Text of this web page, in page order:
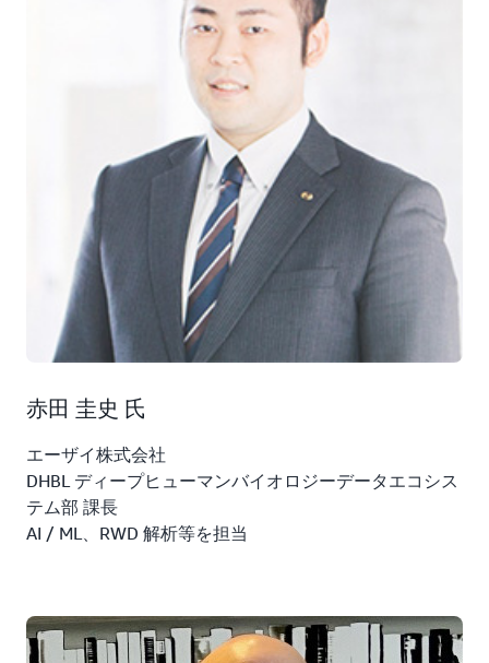
赤田 圭史 氏
エーザイ株式会社
DHBL ディープヒューマンバイオロジーデータエコシス
テム部 課長
AI / ML、RWD 解析等を担当